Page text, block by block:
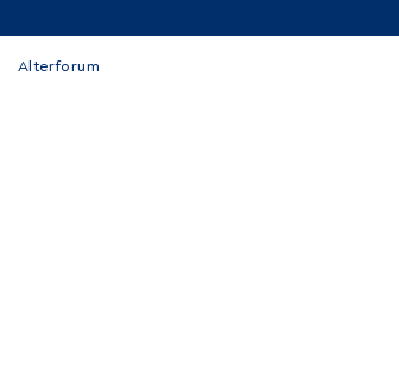
Alterforum